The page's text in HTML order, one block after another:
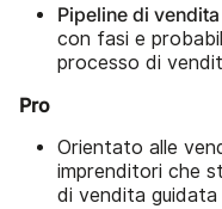
Pipeline di
con fasi e
processo di
Pro
Orientato alle
imprenditori che
di vendita